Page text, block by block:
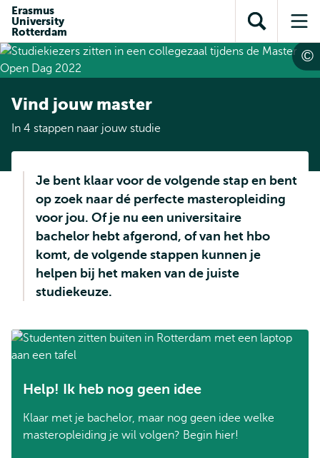
inhoud
gaan
gaan
Direct naar
subnavigatie
Erasmus
University
Rotterdam
Toon
zoekveld
Vind jouw master
In 4 stappen naar jouw studie
Je bent klaar voor de volgende stap en bent
op zoek naar dé perfecte masteropleiding
voor jou. Of je nu een universitaire
bachelor hebt afgerond, of van het hbo
komt, de volgende stappen kunnen je
helpen bij het maken van de juiste
studiekeuze.
Help! Ik heb nog geen idee
Klaar met je bachelor, maar nog geen idee welke
masteropleiding je wil volgen? Begin hier!